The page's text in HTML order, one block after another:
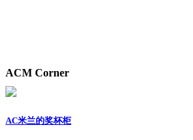
ACM Corner
AC米兰的奖杯柜